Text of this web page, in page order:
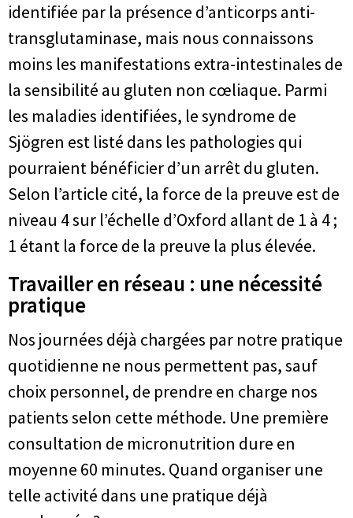
identifiée par la présence d’anticorps anti-
transglutaminase, mais nous connaissons
moins les manifestations extra-intestinales de
la sensibilité au gluten non cœliaque. Parmi
les maladies identifiées, le syndrome de
Sjögren est listé dans les pathologies qui
pourraient bénéficier d’un arrêt du gluten.
Selon l’article cité, la force de la preuve est de
niveau 4 sur l’échelle d’Oxford allant de 1 à 4 ;
1 étant la force de la preuve la plus élevée.
Travailler en réseau : une nécessité
pratique
Nos journées déjà chargées par notre pratique
quotidienne ne nous permettent pas, sauf
choix personnel, de prendre en charge nos
patients selon cette méthode. Une première
consultation de micronutrition dure en
moyenne 60 minutes. Quand organiser une
telle activité dans une pratique déjà